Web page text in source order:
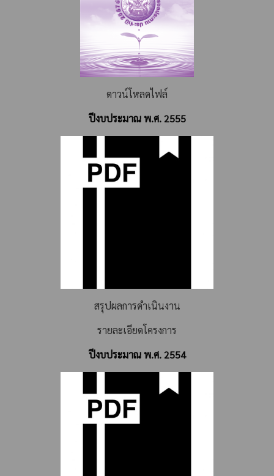
ดาวน์โหลดไฟล์
ปีงบประมาณ พ.ศ. 2555
สรุปผลการดำเนินงาน
รายละเอียดโครงการ
ปีงบประมาณ พ.ศ. 2554